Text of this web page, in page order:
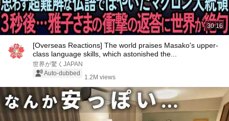
30:16
[Overseas Reactions] The world praises Masako's upper-
class language skills, which astonished the...
世界が驚くJAPAN
Auto-dubbed
1.2M views